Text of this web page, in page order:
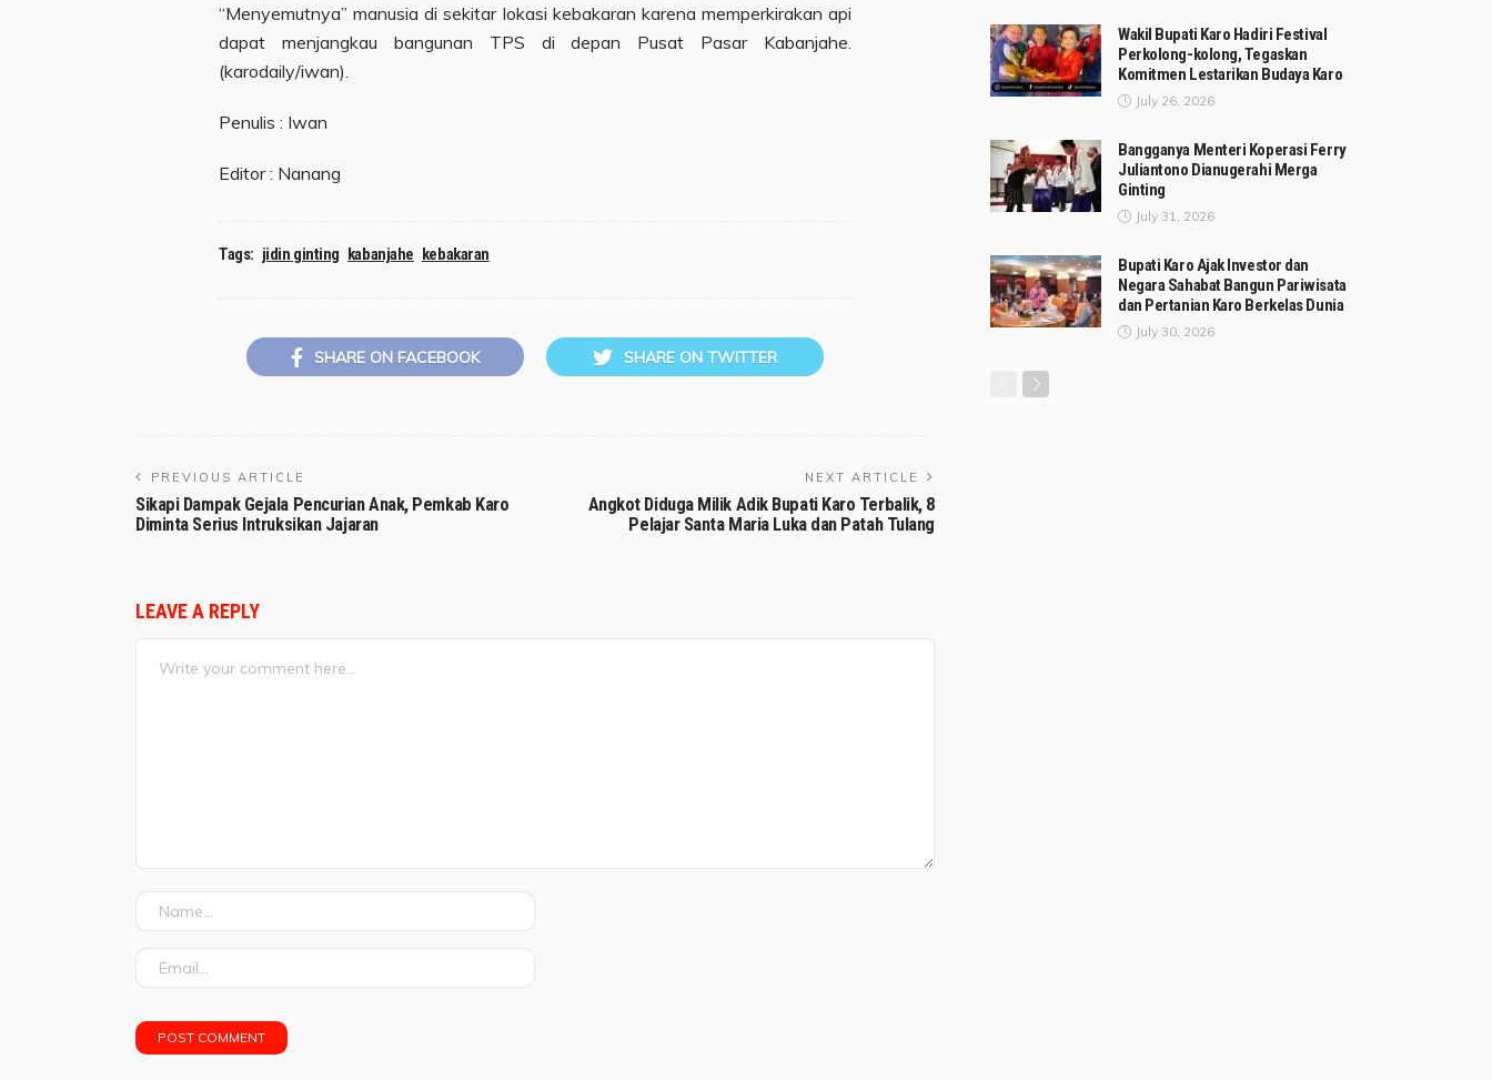
“Menyemutnya” manusia di sekitar lokasi kebakaran karena memperkirakan api
dapat menjangkau bangunan TPS di depan Pusat Pasar Kabanjahe.
(karodaily/iwan).
Penulis : Iwan
Editor : Nanang
Tags: jidin ginting kabanjahe kebakaran
SHARE ON FACEBOOK SHARE ON TWITTER
PREVIOUS ARTICLE
Sikapi Dampak Gejala Pencurian Anak, Pemkab Karo
Diminta Serius Intruksikan Jajaran
NEXT ARTICLE
Angkot Diduga Milik Adik Bupati Karo Terbalik, 8
Pelajar Santa Maria Luka dan Patah Tulang
LEAVE A REPLY
Wakil Bupati Karo Hadiri Festival
Perkolong-kolong, Tegaskan
Komitmen Lestarikan Budaya Karo
July 26, 2026
Bangganya Menteri Koperasi Ferry
Juliantono Dianugerahi Merga
Ginting
July 31, 2026
Bupati Karo Ajak Investor dan
Negara Sahabat Bangun Pariwisata
dan Pertanian Karo Berkelas Dunia
July 30, 2026